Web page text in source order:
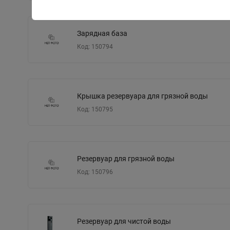
Зарядная база
Код: 150794
Крышка резервуара для грязной воды
Код: 150795
Резервуар для грязной воды
Код: 150796
Резервуар для чистой воды